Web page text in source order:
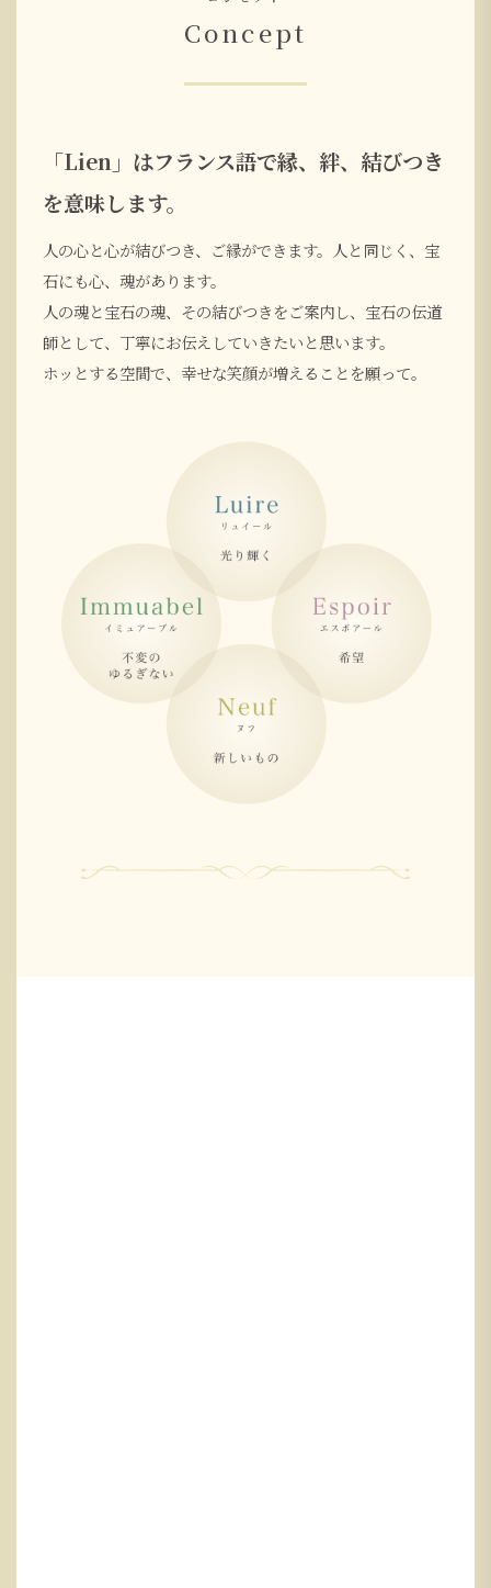
Concept
「Lien」はフランス語で縁、絆、結びつき
を意味します。
人の心と心が結びつき、ご縁ができます。人と同じく、宝
石にも心、魂があります。
人の魂と宝石の魂、その結びつきをご案内し、宝石の伝道
師として、丁寧にお伝えしていきたいと思います。
ホッとする空間で、幸せな笑顔が増えることを願って。